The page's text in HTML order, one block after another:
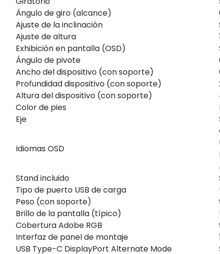
Ángulo de giro (alcance)
Ajuste de la inclinación
Ajuste de altura
Exhibición en pantalla (OSD)
Ángulo de pivote
Ancho del dispositivo (con soporte)
Profundidad dispositivo (con soporte)
Altura del dispositivo (con soporte)
Color de pies
Eje
Idiomas OSD
Stand incluido
Tipo de puerto USB de carga
Peso (con soporte)
Brillo de la pantalla (típico)
Cobertura Adobe RGB
Interfaz de panel de montaje
USB Type-C DisplayPort Alternate Mode